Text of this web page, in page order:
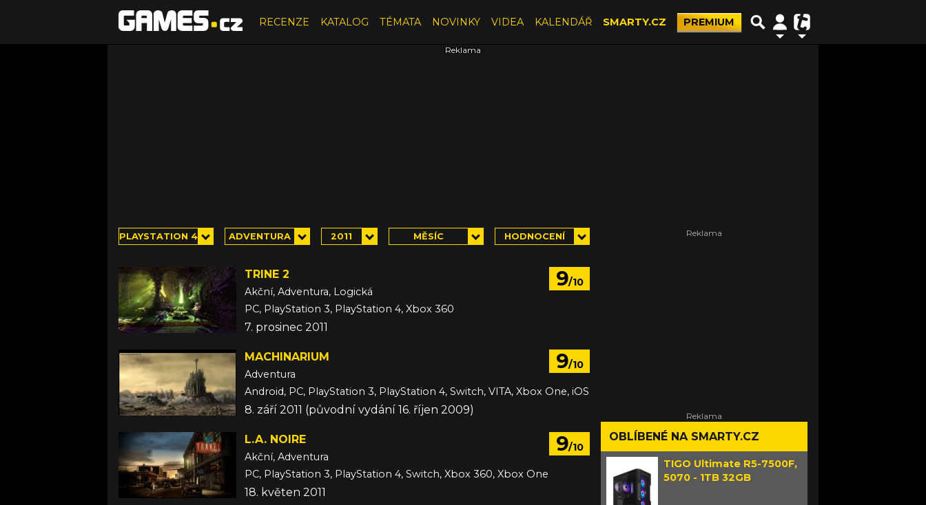
RECENZE KATALOG TÉMATA NOVINKY VIDEA KALENDÁŘ SMARTY.CZ PREMIUM
PLAYSTATION 4 ADVENTURA 2011 MĚSÍC HODNOCENÍ
9/10
TRINE 2
Akční, Adventura, Logická
PC, PlayStation 3, PlayStation 4, Xbox 360
7. prosinec 2011
9/10
MACHINARIUM
Adventura
Android, PC, PlayStation 3, PlayStation 4, Switch, VITA, Xbox One, iOS
8. září 2011 (původní vydání 16. říjen 2009)
9/10
L.A. NOIRE
Akční, Adventura
PC, PlayStation 3, PlayStation 4, Switch, Xbox 360, Xbox One
18. květen 2011
OBLÍBENÉ NA SMARTY.CZ
TIGO Ultimate R5-7500F,
5070 - 1TB 32GB